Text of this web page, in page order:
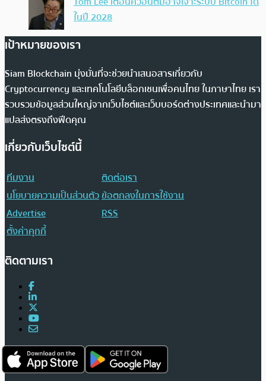
ในปี 2028
เป้าหมายของเรา
Siam Blockchain มุ่งมั่นที่จะช่วยนำเสนอสารเกี่ยวกับ
Cryptocurrency และเทคโนโลยีบล็อกเชนเพื่อคนไทย ในภาษาไทย เรา
รวบรวมข้อมูลส่วนใหญ่จากเว็บไซต์และเว็บบอร์ดต่างประเทศและนำมา
แปลส่งตรงถึงฟีดคุณ
เกี่ยวกับเว็บไซต์นี้
ทีมงาน
ติดต่อเรา
นโยบายความเป็นส่วนตัวข้อตกลงในการใช้งาน
Advertise
RSS
ตั้งค่าคุกกี้
ติดตามเรา